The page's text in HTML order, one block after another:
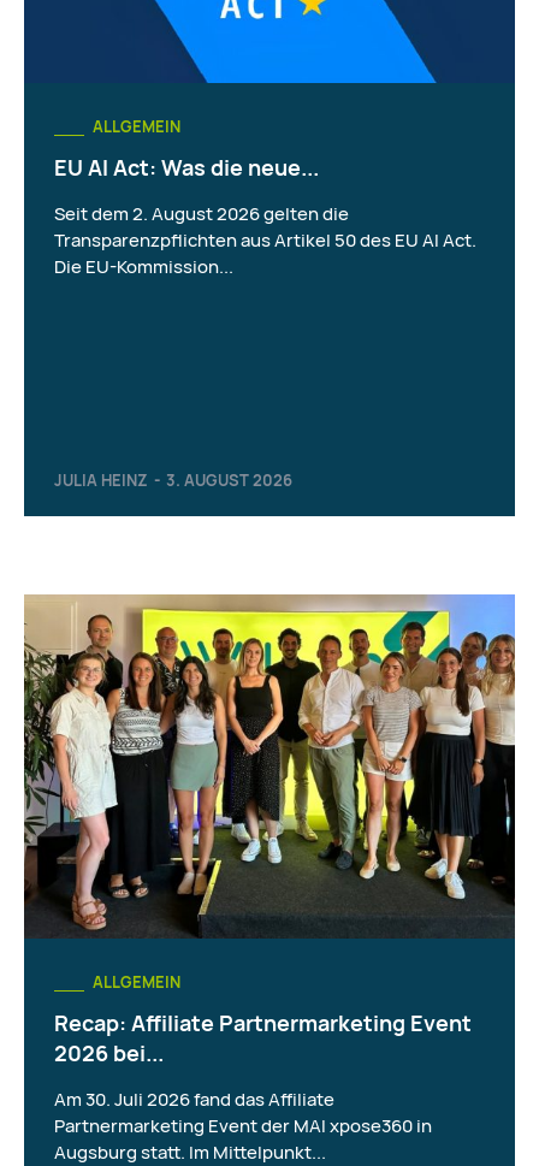
ALLGEMEIN
EU AI Act: Was die neue...
JULIA HEINZ - 3. AUGUST 2026
Seit dem 2. August 2026 gelten die
Transparenzpflichten aus Artikel 50 des EU AI Act.
Die EU-Kommission...
ALLGEMEIN
Recap: Affiliate Partnermarketing Event
2026 bei...
Am 30. Juli 2026 fand das Affiliate
Partnermarketing Event der MAI xpose360 in
Augsburg statt. Im Mittelpunkt...